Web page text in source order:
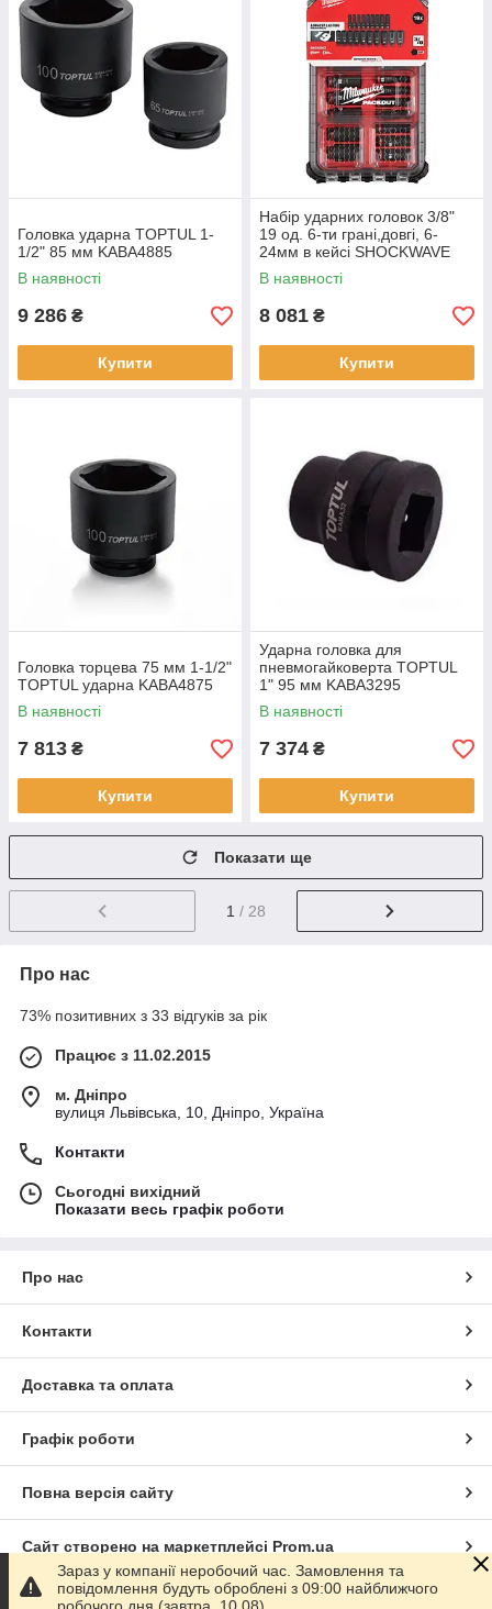
Головка ударна TOPTUL 1-
1/2" 85 мм KABA4885
В наявності
9 286 ₴
Купити
Набір ударних головок 3/8"
19 од. 6-ти грані,довгі, 6-
24мм в кейсі SHOCKWAVE
PACKOUT
В наявності
8 081 ₴
Купити
Головка торцева 75 мм 1-1/2"
TOPTUL ударна KABA4875
В наявності
7 813 ₴
Купити
Ударна головка для
пневмогайковерта TOPTUL
1" 95 мм KABA3295
В наявності
7 374 ₴
Купити
Показати ще
1 / 28
Про нас
73% позитивних з 33 відгуків за рік
Працює з 11.02.2015
м. Дніпро
вулиця Львівська, 10, Дніпро, Україна
Контакти
Сьогодні вихідний
Показати весь графік роботи
Про нас
Контакти
Доставка та оплата
Графік роботи
Повна версія сайту
Сайт створено на маркетплейсі Prom.ua
Політика конфіденційності
Зараз у компанії неробочий час. Замовлення та
повідомлення будуть оброблені з 09:00 найближчого